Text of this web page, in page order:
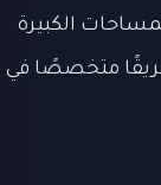
الكبيرة
متخصصًا في